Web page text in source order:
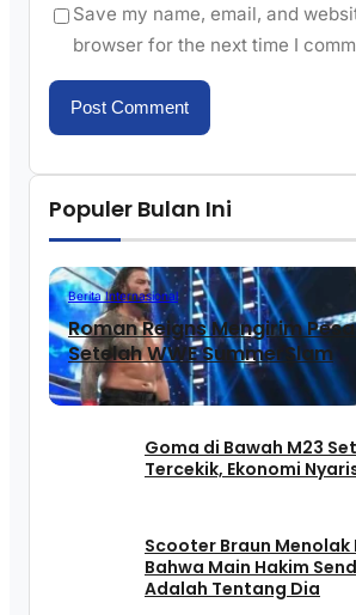
Save my name, email, and
browser for the next time I
Populer Bulan Ini
Berita Internasional
Roman Reigns Mengirim
Setelah WWE SummerSlam
Goma di Bawah M23
Tercekik, Ekonomi
Scooter Braun Menolak
Bahwa Main Hakim
Adalah Tentang Dia